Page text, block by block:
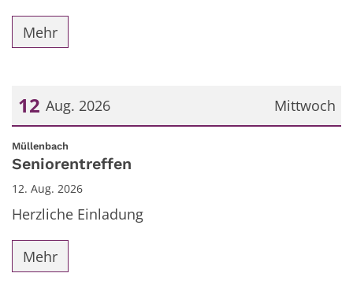
Mehr
Mittwoch
12 Aug. 2026
Datum: 12. August 2026
Müllenbach
Seniorentreffen
12. Aug. 2026
Herzliche Einladung
Mehr